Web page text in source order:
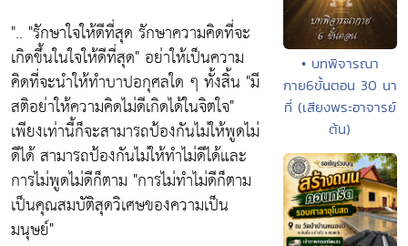
".. "รักษาใจให้ดีที่สุด รักษาความคิดที่จะ
เกิดขึ้นในใจให้ดีที่สุด"อย่าให้เป็นความ
คิดที่จะนำให้ทำบาปอกุศลใด ๆ ทั้งสิ้น "มี
สติอย่าให้ความคิดไม่ดีเกิดได้ในจิตใจ"
เพียงเท่านี้ก็จะสามารถป้องกันไม่ให้พูดไม่
ดีได้ สามารถป้องกันไม่ให้ทำไม่ดีได้และ
การไม่พูดไม่ดีก็ตาม "การไม่ทำไม่ดีก็ตาม
เป็นคุณสมบัติสุดวิเศษของความเป็น
มนุษย์"
• บทพิจารณา
กาย6ขั้นตอน 30 นา
ที่ (เสียงพระอาจารย์
ต้น)